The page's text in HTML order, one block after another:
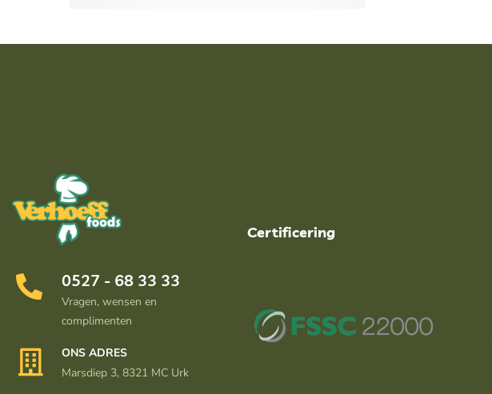
0527 - 68 33 33
Vragen, wensen en
complimenten
ONS ADRES
Marsdiep 3, 8321 MC Urk
Certificering